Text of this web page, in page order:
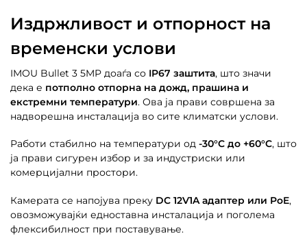
Издржливост и отпорност на
временски услови
IMOU Bullet 3 5MP доаѓа со IP67 заштита, што значи
дека е потполно отпорна на дожд, прашина и
екстремни температури. Ова ја прави совршена за
надворешна инсталација во сите климатски услови.
Работи стабилно на температури од -30°C до +60°C, што
ја прави сигурен избор и за индустриски или
комерцијални простори.
Камерата се напојува преку DC 12V1A адаптер или PoE,
овозможувајќи едноставна инсталација и поголема
флексибилност при поставување.